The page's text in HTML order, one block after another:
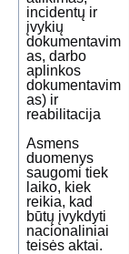
incidentų ir
įvykių
dokumentavim
as, darbo
aplinkos
dokumentavim
as) ir
reabilitacija
Asmens
duomenys
saugomi tiek
laiko, kiek
reikia, kad
būtų įvykdyti
nacionaliniai
teisės aktai.